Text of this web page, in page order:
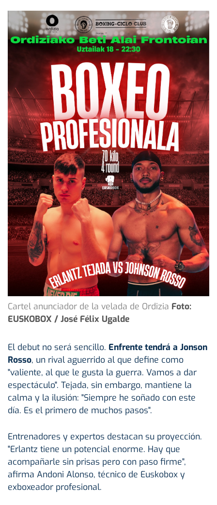
Cartel anunciador de la velada de Ordizia Foto:
EUSKOBOX / José Félix Ugalde
El debut no será sencillo. Enfrente tendrá a Jonson
Rosso, un rival aguerrido al que define como
"valiente, al que le gusta la guerra. Vamos a dar
espectáculo". Tejada, sin embargo, mantiene la
calma y la ilusión: "Siempre he soñado con este
día. Es el primero de muchos pasos".
Entrenadores y expertos destacan su proyección.
"Erlantz tiene un potencial enorme. Hay que
acompañarle sin prisas pero con paso firme",
afirma Andoni Alonso, técnico de Euskobox y
exboxeador profesional.